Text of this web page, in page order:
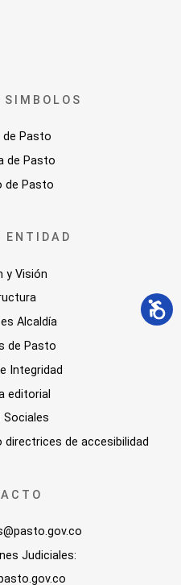
SIMBOLOS
de Pasto
de Pasto
de Pasto
ENTIDAD
y Visión
Alcaldía
de Pasto
Integridad
editorial
Sociales
de accesibilidad
Judiciales: